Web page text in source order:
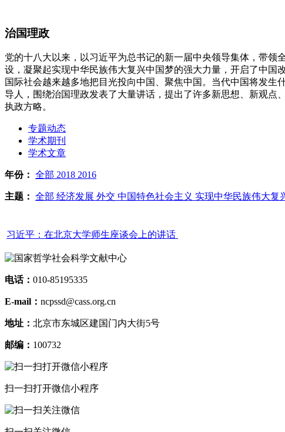
治国理政
党的十八大以来，以习近平为总书记的新一届中央领导集体，带
设，凝聚起实现中华民族伟大复兴中国梦的强大力量，开启了中国
国际社会越来越多地把目光投向中国、聚焦中国。当代中国将发
导人，围绕治国理政发表了大量讲话，提出了许多新思想、新观
执政方略。
专题动态
学术期刊
学术文章
年份： 全部 2018 2016
主题： 全部 经济发展 外交 中国特色社会主义 实现中华民族伟大复
习近平：在北京大学师生座谈会上的讲话
电话： 010-85195335
E-mail： ncpssd@cass.org.cn
地址： 北京市东城区建国门内大街5号
邮编： 100732
扫一扫打开微信小程序